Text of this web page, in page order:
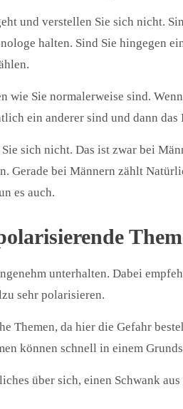
und verstellen Sie sich nicht.
halten. Sind Sie hingegen
wie Sie normalerweise sind.
ein anderer sind und dann
sich nicht. Das ist zwar bei
Gerade bei Männern zählt
es auch.
unterhalten. Dabei
sehr polarisieren.
Themen, da hier die Gefahr
können schnell in einem
über sich, einen Schwank